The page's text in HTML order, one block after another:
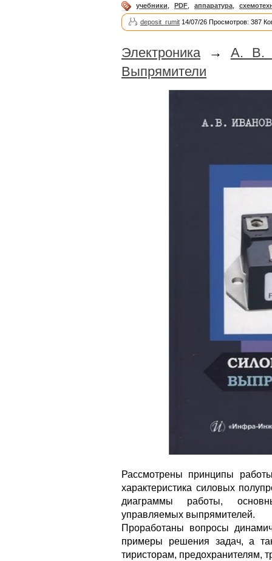
учебники PDF аппаратура
deposit_rumit 14/07/26 Просмотров: 387
Электроника→ А. В.
Выпрямители
Рассмотрены принципы
характеристика силовых
диаграммы работы,
управляемых выпрямителей.
Проработаны вопросы
примеры решения задач, а
тиристорам, предохранителям,